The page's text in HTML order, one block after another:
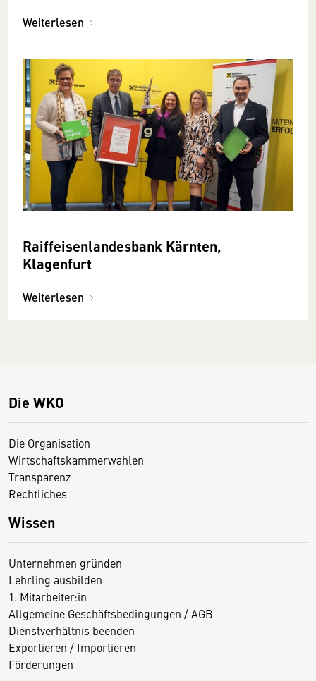
Weiterlesen
Raiffeisenlandesbank Kärnten,
Klagenfurt
Weiterlesen
Die WKO
Die Organisation
Wirtschaftskammerwahlen
Transparenz
Rechtliches
Wissen
Unternehmen gründen
Lehrling ausbilden
1. Mitarbeiter:in
Allgemeine Geschäftsbedingungen / AGB
Dienstverhältnis beenden
Exportieren / Importieren
Förderungen